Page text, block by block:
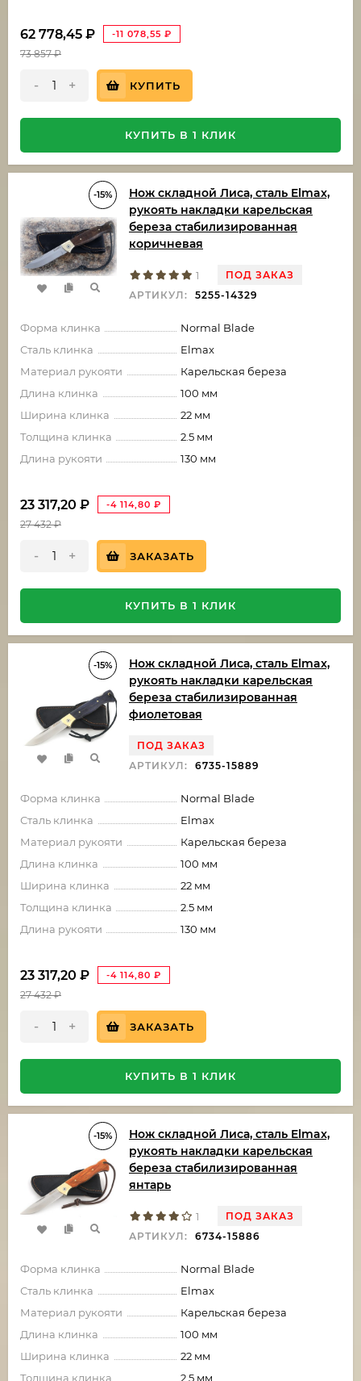
62 778,45 ₽ -11 078,55 ₽
73 857₽
- + КУПИТЬ
КУПИТЬ В 1 КЛИК
-15%
Нож складной Лиса, сталь Elmax,
рукоять накладки карельская
береза стабилизированная
коричневая
1
ПОД ЗАКАЗ
АРТИКУЛ:
5255-14329
Форма клинка
Normal Blade
Сталь клинка
Elmax
Материал рукояти
Карельская береза
Длина клинка
100 мм
Ширина клинка
22 мм
Толщина клинка
2.5 мм
Длина рукояти
130 мм
23 317,20 ₽ -4 114,80 ₽
27 432₽
- + ЗАКАЗАТЬ
КУПИТЬ В 1 КЛИК
-15%
Нож складной Лиса, сталь Elmax,
рукоять накладки карельская
береза стабилизированная
фиолетовая
ПОД ЗАКАЗ
АРТИКУЛ:
6735-15889
Форма клинка
Normal Blade
Сталь клинка
Elmax
Материал рукояти
Карельская береза
Длина клинка
100 мм
Ширина клинка
22 мм
Толщина клинка
2.5 мм
Длина рукояти
130 мм
23 317,20 ₽ -4 114,80 ₽
27 432₽
- + ЗАКАЗАТЬ
КУПИТЬ В 1 КЛИК
-15%
Нож складной Лиса, сталь Elmax,
рукоять накладки карельская
береза стабилизированная
янтарь
1
ПОД ЗАКАЗ
АРТИКУЛ:
6734-15886
Форма клинка
Normal Blade
Сталь клинка
Elmax
Материал рукояти
Карельская береза
Длина клинка
100 мм
Ширина клинка
22 мм
Толщина клинка
2.5 мм